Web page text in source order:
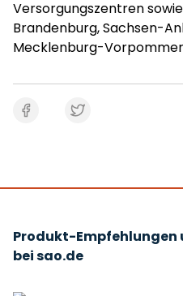
Versorgungszentren
Brandenburg, Sachsen-
Mecklenburg-
Produkt-
bei sao.de